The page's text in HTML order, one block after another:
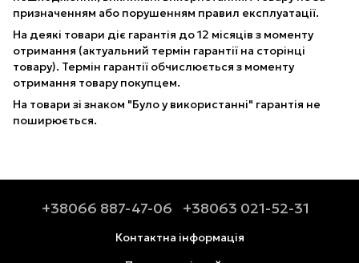
призначенням або порушенням правил експлуатації.
На деякі товари діє гарантія до 12 місяців з моменту
отримання (актуальний термін гарантії на сторінці
товару). Термін гарантії обчислюється з моменту
отримання товару покупцем.
На товари зі знаком "Було у використанні" гарантія не
поширюється.
+38066 887-47-06 +38063 021-52-31
Контактна інформація